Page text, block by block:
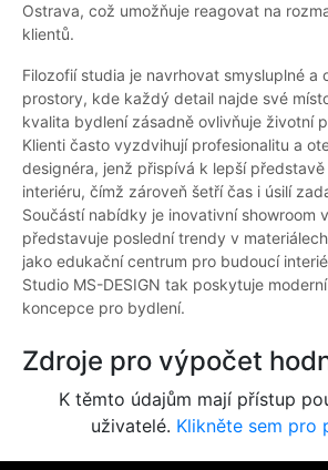
Ostrava, což umožňuje reagovat na
klientů.
Filozofií studia je navrhovat smysluplné a
prostory, kde každý detail najde své
kvalita bydlení zásadně ovlivňuje životní
Klienti často vyzdvihují profesionalitu a
designéra, jenž přispívá k lepší
interiéru, čímž zároveň šetří čas i úsilí
Součástí nabídky je inovativní showroom
představuje poslední trendy v
jako edukační centrum pro budoucí
Studio MS-DESIGN tak poskytuje
koncepce pro bydlení.
Zdroje pro výpočet
K těmto údajům mají přístup
uživatelé. Klikněte sem pro